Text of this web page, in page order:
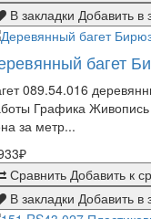
В закладки Добавить в
багет
089.54.016
Графика
за метр...
Сравнить Добавить к
В закладки Добавить в